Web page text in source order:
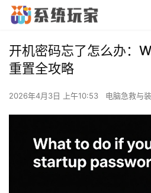
开机密码忘了怎么办：
重置全攻略
2026年4月3日 上午10:53 电脑急救与